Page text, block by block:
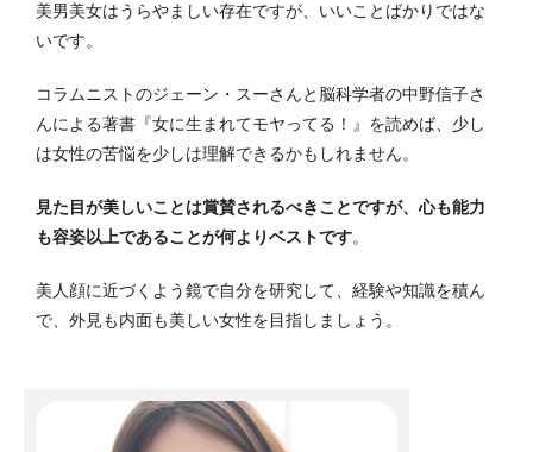
美男美女はうらやましい存在ですが、いいことばかりではな
いです。
コラムニストのジェーン・スーさんと脳科学者の中野信子さ
んによる著書『女に生まれてモヤってる！』を読めば、少し
は女性の苦悩を少しは理解できるかもしれません。
見た目が美しいことは賞賛されるべきことですが、心も能力
も容姿以上であることが何よりベストです。
美人顔に近づくよう鏡で自分を研究して、経験や知識を積ん
で、外見も内面も美しい女性を目指しましょう。